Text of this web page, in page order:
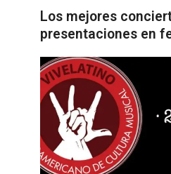
Los mejores
presentaciones en